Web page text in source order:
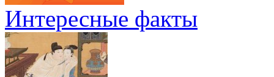
Интересные факты